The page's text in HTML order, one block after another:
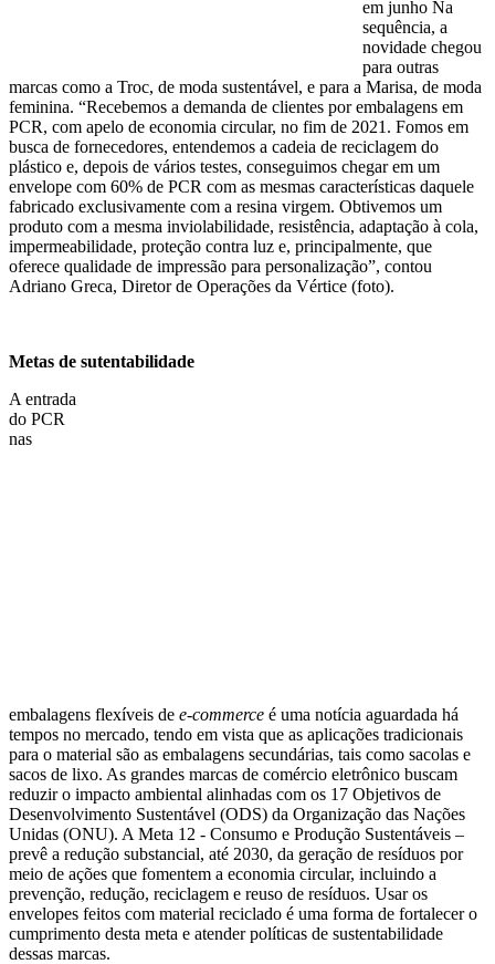
em junho Na
sequência, a
novidade chegou
para outras
marcas como a Troc, de moda sustentável, e para a Marisa, de moda
feminina. “Recebemos a demanda de clientes por embalagens em
PCR, com apelo de economia circular, no fim de 2021. Fomos em
busca de fornecedores, entendemos a cadeia de reciclagem do
plástico e, depois de vários testes, conseguimos chegar em um
envelope com 60% de PCR com as mesmas características daquele
fabricado exclusivamente com a resina virgem. Obtivemos um
produto com a mesma inviolabilidade, resistência, adaptação à cola,
impermeabilidade, proteção contra luz e, principalmente, que
oferece qualidade de impressão para personalização”, contou
Adriano Greca, Diretor de Operações da Vértice (foto).
Metas de sutentabilidade
A entrada
do PCR
nas
embalagens flexíveis de e-commerce é uma notícia aguardada há
tempos no mercado, tendo em vista que as aplicações tradicionais
para o material são as embalagens secundárias, tais como sacolas e
sacos de lixo. As grandes marcas de comércio eletrônico buscam
reduzir o impacto ambiental alinhadas com os 17 Objetivos de
Desenvolvimento Sustentável (ODS) da Organização das Nações
Unidas (ONU). A Meta 12 - Consumo e Produção Sustentáveis –
prevê a redução substancial, até 2030, da geração de resíduos por
meio de ações que fomentem a economia circular, incluindo a
prevenção, redução, reciclagem e reuso de resíduos. Usar os
envelopes feitos com material reciclado é uma forma de fortalecer o
cumprimento desta meta e atender políticas de sustentabilidade
dessas marcas.